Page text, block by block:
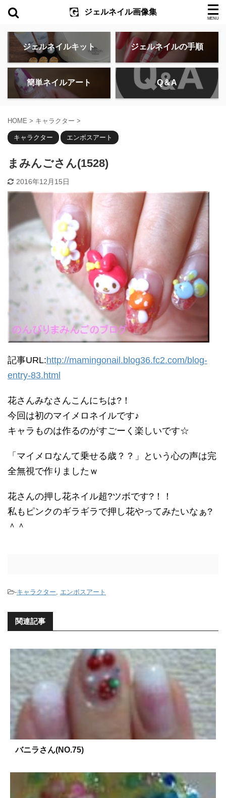
ジェルネイル画像集
ジェルネイルキット ジェルネイルの手順
簡単ネイルアート Q＆A
HOME > キャラクター >
キャラクター エンボスアート
まみんごさん(1528)
2016年12月15日
記事URL:http://mamingonail.blog36.fc2.com/blog-
entry-83.html
花さんみなさんこんにちは?！
今回は初のマイメロネイルです♪
キャラものは作るのがすごーく楽しいです☆
「マイメロなんて乗せる歳？？」という心の声は完
全無視で作りましたｗ
花さんの押し花ネイル超?ツボです?！！
私もピンクのギラギラで押し花やってみたいなぁ?
＾＾
-キャラクター, エンボスアート
関連記事
バニラさん(NO.75)